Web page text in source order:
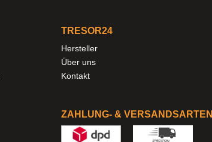
TRESOR24
Hersteller
Über uns
Kontakt
ZAHLUNG- & VERSANDSARTEN